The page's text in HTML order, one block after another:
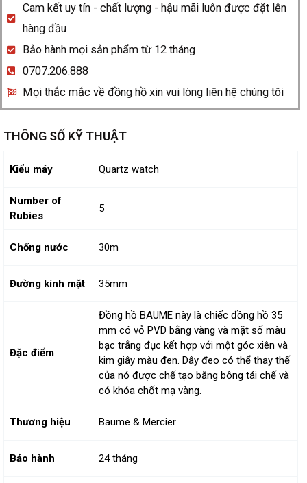
Cam kết uy tín - chất lượng - hậu mãi luôn được đặt lên
hàng đầu
Bảo hành mọi sản phẩm từ 12 tháng
0707.206.888
Mọi thắc mắc về đồng hồ xin vui lòng liên hệ chúng tôi
THÔNG SỐ KỸ THUẬT
Kiểu máy Quartz watch
Number of
Rubies
5
Chống nước 30m
Đường kính mặt 35mm
Đặc điểm
Đồng hồ BAUME này là chiếc đồng hồ 35
mm có vỏ PVD bằng vàng và mặt số màu
bạc trắng đục kết hợp với một góc xiên và
kim giây màu đen. Dây đeo có thể thay thế
của nó được chế tạo bằng bông tái chế và
có khóa chốt mạ vàng.
Thương hiệu Baume & Mercier
Bảo hành 24 tháng